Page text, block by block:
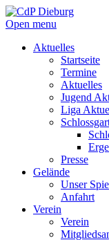
Open menu
Aktuelles
Startseite
Termine
Aktuelles
Jugend
Liga
Presse
Gelände
Unser
Anfahrt
Verein
Verein